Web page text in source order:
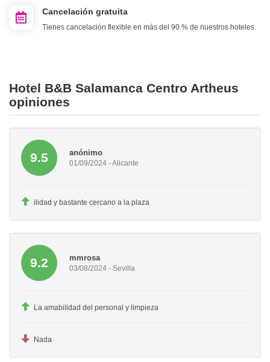
Cancelación gratuita
Tienes cancelación flexible en más del 90 % de nuestros hoteles.
Hotel B&B Salamanca Centro Artheus
opiniones
9.5 anónimo
01/09/2024 - Alicante
ilidad y bastante cercano a la plaza
9.2 mmrosa
03/08/2024 - Sevilla
La amabilidad del personal y limpieza
Nada